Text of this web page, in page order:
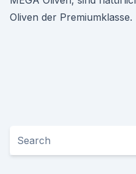
Oliven der Premiumklasse.